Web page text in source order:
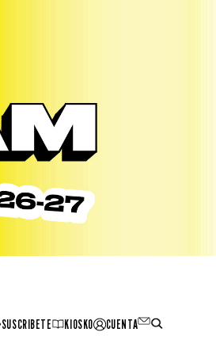
SUSCRIBETE KIOSKO CUENTA